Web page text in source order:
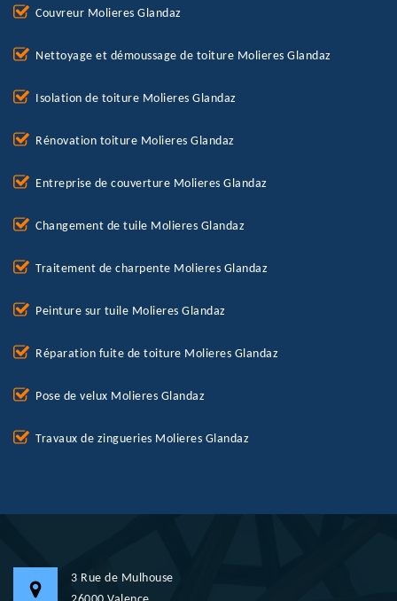
Couvreur Molieres Glandaz
Nettoyage et démoussage de toiture Molieres Glandaz
Isolation de toiture Molieres Glandaz
Rénovation toiture Molieres Glandaz
Entreprise de couverture Molieres Glandaz
Changement de tuile Molieres Glandaz
Traitement de charpente Molieres Glandaz
Peinture sur tuile Molieres Glandaz
Réparation fuite de toiture Molieres Glandaz
Pose de velux Molieres Glandaz
Travaux de zingueries Molieres Glandaz
3 Rue de Mulhouse